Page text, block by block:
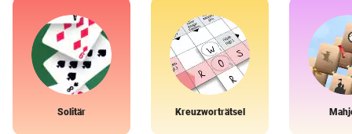
Solitär Kreuzworträtsel